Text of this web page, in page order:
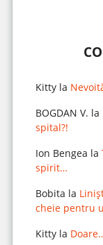
Kittyla
BOGDAN V. la
spital?!
Ion Bengea la
spirit…
Bobita la
cheie pentru
Kittyla